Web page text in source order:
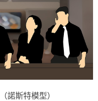
諾斯特模型）